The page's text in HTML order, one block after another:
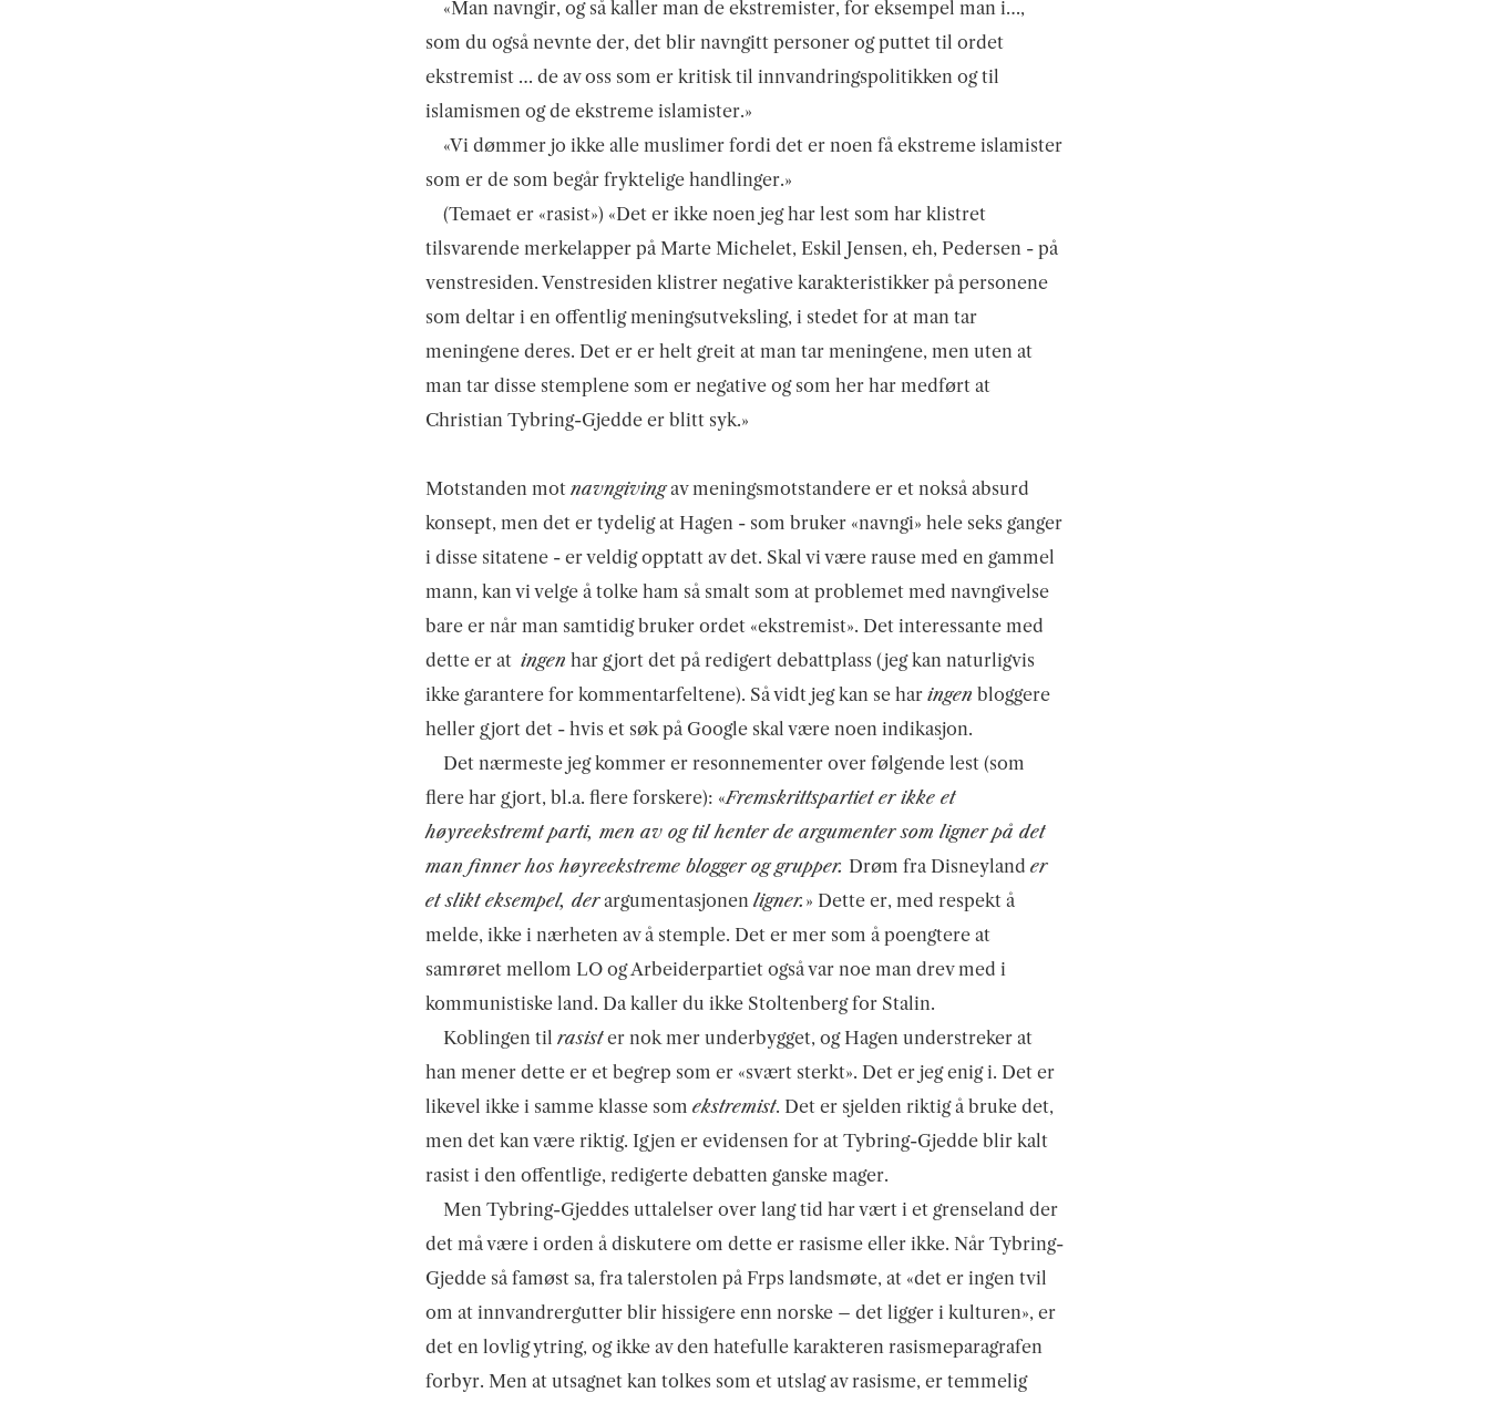
«Man navngir, og så kaller man de ekstremister, for eksempel man i…,
som du også nevnte der, det blir navngitt personer og puttet til ordet
ekstremist … de av oss som er kritisk til innvandringspolitikken og til
islamismen og de ekstreme islamister.»
«Vi dømmer jo ikke alle muslimer fordi det er noen få ekstreme islamister
som er de som begår fryktelige handlinger.»
(Temaet er «rasist») «Det er ikke noen jeg har lest som har klistret
tilsvarende merkelapper på Marte Michelet, Eskil Jensen, eh, Pedersen - på
venstresiden. Venstresiden klistrer negative karakteristikker på personene
som deltar i en offentlig meningsutveksling, i stedet for at man tar
meningene deres. Det er er helt greit at man tar meningene, men uten at
man tar disse stemplene som er negative og som her har medført at
Christian Tybring-Gjedde er blitt syk.»
Motstanden mot navngivingav meningsmotstandere er et nokså absurd
konsept, men det er tydelig at Hagen - som bruker «navngi» hele seks ganger
i disse sitatene - er veldig opptatt av det. Skal vi være rause med en gammel
mann, kan vi velge å tolke ham så smalt som at problemet med navngivelse
bare er når man samtidig bruker ordet «ekstremist». Det interessante med
dette er at ingen har gjort det på redigert debattplass (jeg kan naturligvis
ikke garantere for kommentarfeltene). Så vidt jeg kan se har ingen bloggere
heller gjort det - hvis et søk på Google skal være noen indikasjon.
Det nærmeste jeg kommer er resonnementer over følgende lest (som
flere har gjort, bl.a. flere forskere): «Fremskrittspartiet er ikke et
høyreekstremt parti, men av og til henter de argumenter som ligner på det
man finner hos høyreekstreme blogger og grupper. Drøm fra Disneyland er
et slikt eksempel, derargumentasjonen ligner. » Dette er, med respekt å
melde, ikke i nærheten av å stemple. Det er mer som å poengtere at
samrøret mellom LO og Arbeiderpartiet også var noe man drev med i
kommunistiske land. Da kaller du ikke Stoltenberg for Stalin.
Koblingen til rasister nok mer underbygget, og Hagen understreker at
han mener dette er et begrep som er «svært sterkt». Det er jeg enig i. Det er
likevel ikke i samme klasse som ekstremist. Det er sjelden riktig å bruke det,
men det kan være riktig. Igjen er evidensen for at Tybring-Gjedde blir kalt
rasist i den offentlige, redigerte debatten ganske mager.
Men Tybring-Gjeddes uttalelser over lang tid har vært i et grenseland der
det må være i orden å diskutere om dette er rasisme eller ikke. Når Tybring-
Gjedde så famøst sa, fra talerstolen på Frps landsmøte, at «det er ingen tvil
om at innvandrergutter blir hissigere enn norske – det ligger i kulturen», er
det en lovlig ytring, og ikke av den hatefulle karakteren rasismeparagrafen
forbyr. Men at utsagnet kan tolkes som et utslag av rasisme, er temmelig